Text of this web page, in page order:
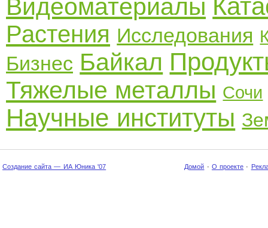
Видеоматериалы
Растения Исследования
Бизнес Байкал
Тяжелые металлы Сочи
Научные институты
Создание сайта — ИА Юника '07 Домой · О проекте ·